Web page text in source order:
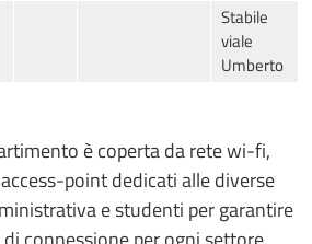
Stabile
viale
Umberto
è coperta da rete wi-fi,
point dedicati alle diverse
e studenti per garantire